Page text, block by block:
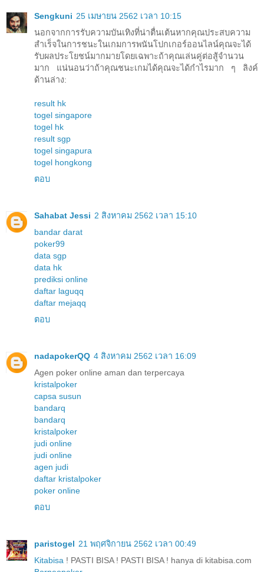
Sengkuni 25 เมษายน 2562 เวลา 10:15
นอกจากการรับความบันเทิงที่น่าตื่นเต้นหากคุณประสบความ
สำเร็จในการชนะในเกมการพนันโปกเกอร์ออนไลน์คุณจะได้
รับผลประโยชน์มากมายโดยเฉพาะถ้าคุณเล่นคู่ต่อสู้จำนวน
มาก แน่นอนว่าถ้าคุณชนะเกมได้คุณจะได้กำไรมาก ๆ ลิงค์
ด้านล่าง:
result hk
togel singapore
togel hk
result sgp
togel singapura
togel hongkong
ตอบ
Sahabat Jessi 2 สิงหาคม 2562 เวลา 15:10
bandar darat
poker99
data sgp
data hk
prediksi online
daftar laguqq
daftar mejaqq
ตอบ
nadapokerQQ 4 สิงหาคม 2562 เวลา 16:09
Agen poker online aman dan terpercaya
kristalpoker
capsa susun
bandarq
bandarq
kristalpoker
judi online
judi online
agen judi
daftar kristalpoker
poker online
ตอบ
paristogel 21 พฤศจิกายน 2562 เวลา 00:49
Kitabisa ! PASTI BISA ! PASTI BISA ! hanya di kitabisa.com